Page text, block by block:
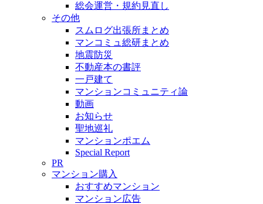
総会運営・規約見直し
その他
スムログ出張所まとめ
マンコミュ総研まとめ
地震防災
不動産本の書評
一戸建て
マンションコミュニティ論
動画
お知らせ
聖地巡礼
マンションポエム
Special Report
PR
マンション購入
おすすめマンション
マンション広告